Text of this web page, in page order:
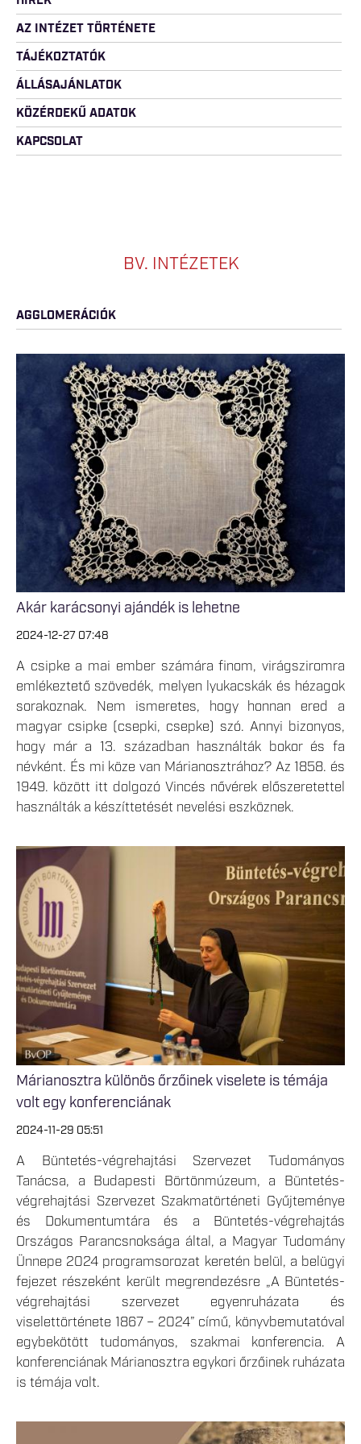
AZ INTÉZET TÖRTÉNETE
TÁJÉKOZTATÓK
ÁLLÁSAJÁNLATOK
KÖZÉRDEKŰ ADATOK
KAPCSOLAT
BV. INTÉZETEK
AGGLOMERÁCIÓK
Akár karácsonyi ajándék is lehetne
2024-12-27 07:48
A csipke a mai ember számára finom, virágsziromra
emlékeztető szövedék, melyen lyukacskák és hézagok
sorakoznak. Nem ismeretes, hogy honnan ered a
magyar csipke (csepki, csepke) szó. Annyi bizonyos,
hogy már a 13. században használták bokor és fa
névként. És mi köze van Márianosztrához? Az 1858. és
1949. között itt dolgozó Vincés nővérek előszeretettel
használták a készíttetését nevelési eszköznek.
Márianosztra különös őrzőinek viselete is témája
volt egy konferenciának
2024-11-29 05:51
A Büntetés-végrehajtási Szervezet Tudományos
Tanácsa, a Budapesti Börtönmúzeum, a Büntetés-
végrehajtási Szervezet Szakmatörténeti Gyűjteménye
és Dokumentumtára és a Büntetés-végrehajtás
Országos Parancsnoksága által, a Magyar Tudomány
Ünnepe 2024 programsorozat keretén belül, a belügyi
fejezet részeként került megrendezésre „A Büntetés-
végrehajtási szervezet egyenruházata és
viselettörténete 1867 – 2024” című, könyvbemutatóval
egybekötött tudományos, szakmai konferencia. A
konferenciának Márianosztra egykori őrzőinek ruházata
is témája volt.